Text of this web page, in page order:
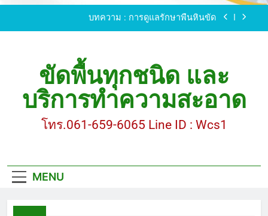
บทความ : การดูแลรักษาพื้นหินขัด
ขัดพื้นหินขัด อบต.แหลมบัวนครปฐม
ขัดพื้นหินอ่อน โทร.0616596065 ไลน์ WCS1
บทความ : การดูแลรักษาพื้นหินขัด
ขัดพื้นทุกชนิด และ
บริการทำความสะอาด
โทร.061-659-6065 Line ID : Wcs1
MENU